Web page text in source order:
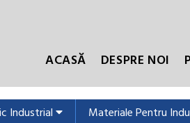
ACASĂ
DESPRE NOI
Industrial Materiale Pentru